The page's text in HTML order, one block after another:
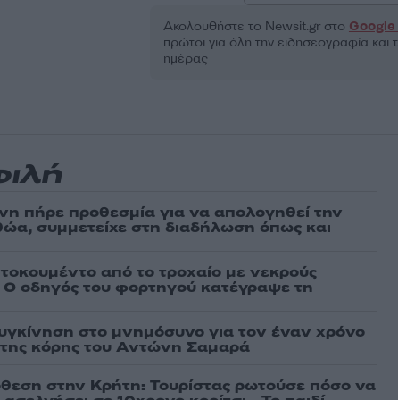
Ακολουθήστε το Νewsit.gr στο Google
πρώτοι για όλη την ειδησεογραφία και
ημέρας
πήρε προθεσμία για να απολογηθεί την
συμμετείχε στη διαδήλωση όπως και
από το τροχαίο με νεκρούς
Ο οδηγός του φορτηγού κατέγραψε τη
στο μνημόσυνο για τον έναν χρόνο
κόρης του Αντώνη Σαμαρά
στην Κρήτη: Τουρίστας ρωτούσε πόσο να